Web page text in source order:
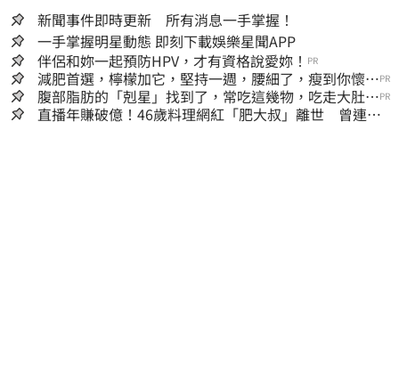
新聞事件即時更新 所有消息一手掌握！
一手掌握明星動態 即刻下載娛樂星聞APP
伴侶和妳一起預防HPV，才有資格說愛妳！ PR
減肥首選，檸檬加它，堅持一週，腰細了，瘦到你懷疑
人生
PR
腹部脂肪的「剋星」找到了，常吃這幾物，吃走大肚
囊，瘦出小蠻腰
PR
直播年賺破億！46歲料理網紅「肥大叔」離世 曾連播